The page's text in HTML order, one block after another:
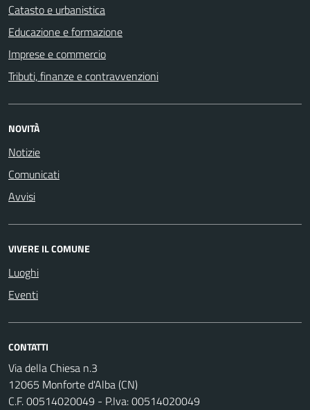
Catasto e urbanistica
Educazione e formazione
Imprese e commercio
Tributi, finanze e contravvenzioni
NOVITÀ
Notizie
Comunicati
Avvisi
VIVERE IL COMUNE
Luoghi
Eventi
CONTATTI
Via della Chiesa n.3
12065 Monforte d'Alba (CN)
C.F. 00514020049 - P.Iva: 00514020049